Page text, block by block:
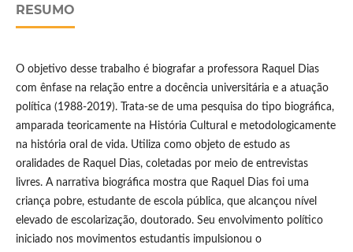
RESUMO
O objetivo desse trabalho é biografar a professora Raquel Dias
com ênfase na relação entre a docência universitária e a atuação
política (1988-2019). Trata-se de uma pesquisa do tipo biográfica,
amparada teoricamente na História Cultural e metodologicamente
na história oral de vida. Utiliza como objeto de estudo as
oralidades de Raquel Dias, coletadas por meio de entrevistas
livres. A narrativa biográfica mostra que Raquel Dias foi uma
criança pobre, estudante de escola pública, que alcançou nível
elevado de escolarização, doutorado. Seu envolvimento político
iniciado nos movimentos estudantis impulsionou o